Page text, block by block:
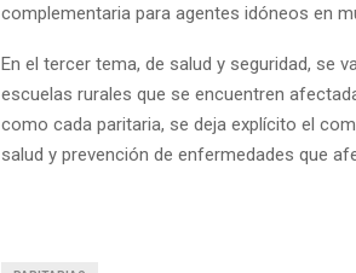
complementaria para agentes idóneos en
En el tercer tema, de salud y seguridad, se
escuelas rurales que se encuentren
como cada paritaria, se deja explícito el
salud y prevención de enfermedades que